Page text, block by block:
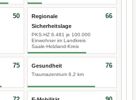
50
Regionale
Sicherheitslage
PKS-HZ 6.481 je 100.000
Einwohner im Landkreis
Saale-Holzland-Kreis
66
75 Gesundheit
Traumazentrum 6,2 km
76